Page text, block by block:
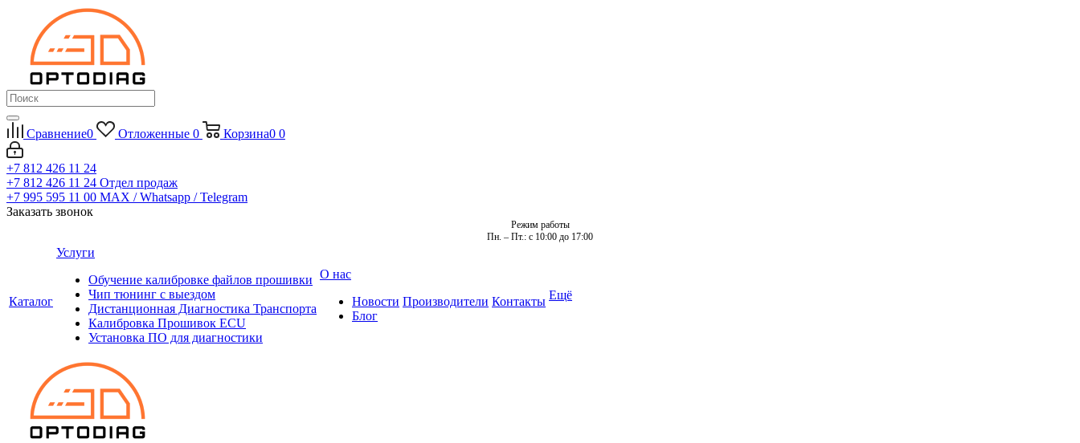
Сравнение0 Отложенные 0 Корзина0 0
+7 812 426 11 24
+7 812 426 11 24 Отдел продаж
+7 995 595 11 00 MAX / Whatsapp / Telegram
Заказать звонок
Режим работы
Пн. – Пт.: с 10:00 до 17:00
Каталог
Услуги
Обучение калибровке файлов прошивки
Чип тюнинг с выездом
Дистанционная Диагностика Транспорта
Калибровка Прошивок ECU
Установка ПО для диагностики
О нас
Новости
Блог
Производители Контакты Ещё